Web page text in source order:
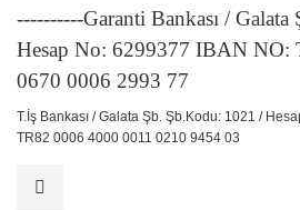
----------Garanti Bankası /
Hesap No: 6299377 IBAN NO:
0670 0006 2993 77
T.İş Bankası / Galata Şb. Şb.Kodu: 1021 /
TR82 0006 4000 0011 0210 9454 03